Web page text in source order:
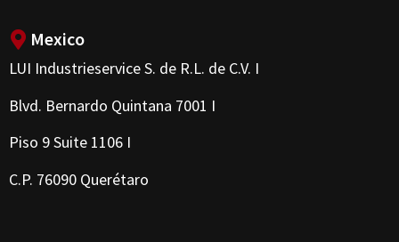
Mexico
LUI Industrieservice S. de R.L. de C.V. I
Blvd. Bernardo Quintana 7001 I
Piso 9 Suite 1106 I
C.P. 76090 Querétaro